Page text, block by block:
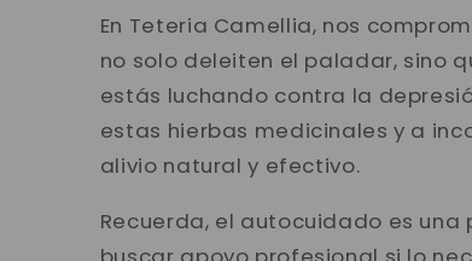
En Teteria Camellia, nos
no solo deleiten el paladar, sino
estás luchando contra la
estas hierbas medicinales y a
alivio natural y efectivo.
Recuerda, el autocuidado es